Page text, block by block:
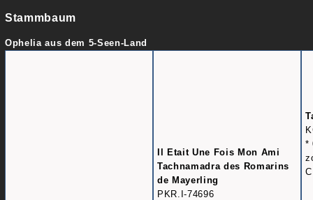
Stammbaum
Ophelia aus dem 5-Seen-Land
Il Etait Une Fois Mon Ami
Tachnamadra des Romarins
de Mayerling
PKR.I-74696
*